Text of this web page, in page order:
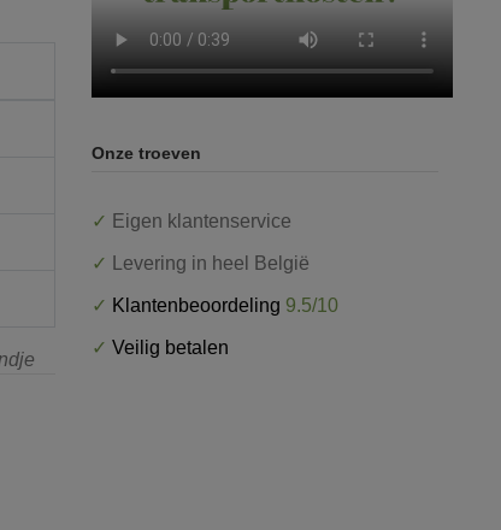
Onze troeven
✓ Eigen klantenservice
✓ Levering in heel België
✓ Klantenbeoordeling 9.5/10
✓Veilig betalen